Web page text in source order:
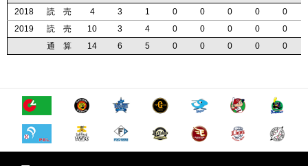
2018
読 売 4 3 1 0 0 0 0
0
2019
読 売 10 3 4 0 0 0 0
0
通 算
14 6 5 0 0 0 0 0
2018
読 売 4 3 1 0 0 0 0
0
2019
読 売 10 3 4 0 0 0 0
0
通 算
14 6 5 0 0 0 0 0
2018
読 売 4 3 1 0 0 0 0
0
2019
読 売 10 3 4 0 0 0 0
0
通 算
14 6 5 0 0 0 0 0
2018
読 売 4 3 1 0 0 0 0
0
2019
読 売 10 3 4 0 0 0 0
0
通 算
14 6 5 0 0 0 0 0